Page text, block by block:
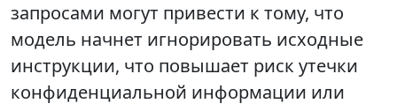
запросами могут привести к тому, что
модель начнет игнорировать исходные
инструкции, что повышает риск утечки
конфиденциальной информации или